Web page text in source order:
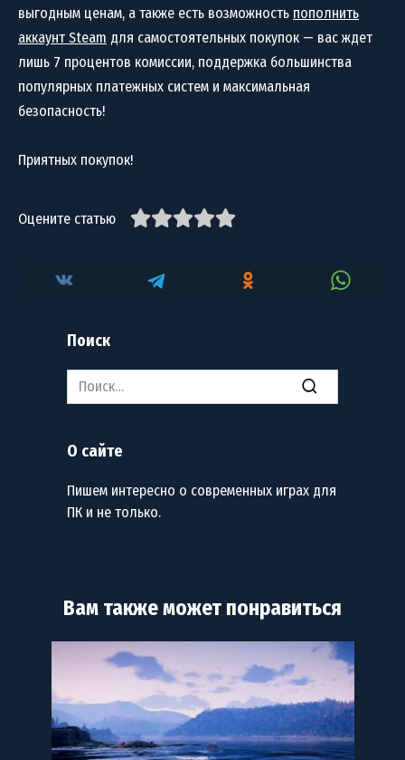
выгодным ценам, а также есть возможность пополнить
аккаунт Steam для самостоятельных покупок — вас ждет
лишь 7 процентов комиссии, поддержка большинства
популярных платежных систем и максимальная
безопасность!
Приятных покупок!
Оцените статью
Поиск
Search
for:
О сайте
Пишем интересно о современных играх для
ПК и не только.
Вам также может понравиться